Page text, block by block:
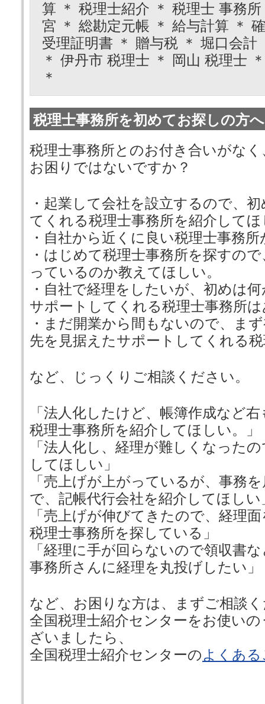
算 ＊ 税理士紹介 ＊ 税理士 事務
宮 ＊ 総勘定元帳 ＊ 給与計算 ＊
受理証明書 ＊ 贈与税 ＊ 堀口会計
＊ 伊丹市 税理士 ＊ 岡山 税理士
＊
税理士事務所を初めてお探しの方へ
税理士事務所とのお付き合いがな
お困りではないですか？
・起業して会社を設立するので、
てくれる税理士事務所を紹介して
・自社から近くに良い税理士事務
・はじめて税理士事務所を探すの
っているのか教えてほしい。
・自社で経理をしたいが、初めは
サポートしてくれる税理士事務所
・まだ開業から間もないので、ま
先を見据えたサポートしてくれる
など、じっくりご相談ください。
「法人化したけど、帳簿作成など
税理士事務所を紹介してほしい。」
「法人化し、経理が難しくなった
してほしい」
「売上げが上がっているが、事務
で、記帳代行会社を紹介してほしい
「売上げが伸びてきたので、経理
税理士事務所を探している」
「経理に手が回らないので領収書
事務所さんに経理を丸投げしたい」
など、お困りな方は、まずご相談
全国税理士紹介センターをお使い
ざいましたら、
全国税理士紹介センターのよくあ